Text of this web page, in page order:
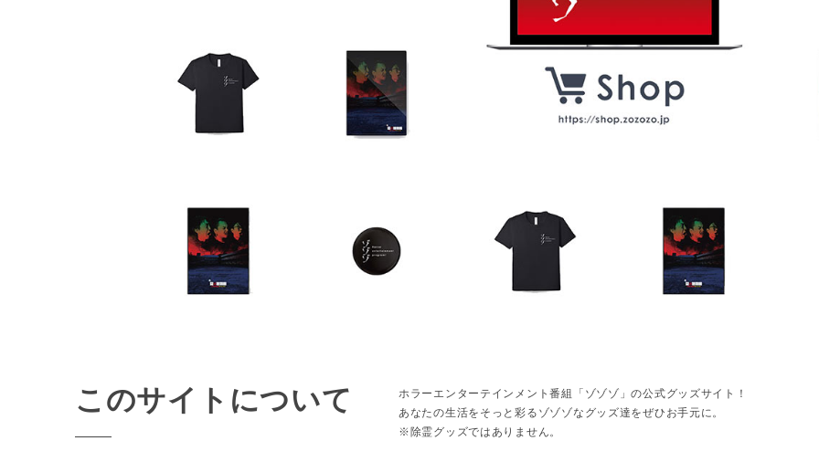
このサイトについて
ホラーエンターテインメント番組「ゾゾゾ」の公式グッズサイト！
あなたの生活をそっと彩るゾゾゾなグッズ達をぜひお手元に。
※除霊グッズではありません。